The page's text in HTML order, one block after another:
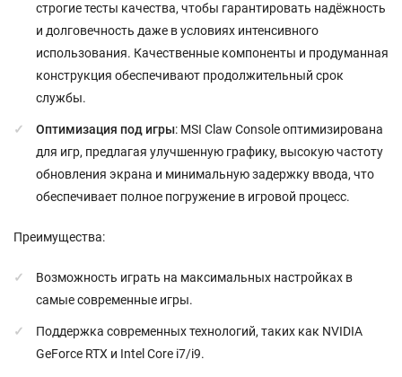
строгие тесты качества, чтобы гарантировать надёжность
и долговечность даже в условиях интенсивного
использования. Качественные компоненты и продуманная
конструкция обеспечивают продолжительный срок
службы.
Оптимизация под игры: MSI Claw Console оптимизирована
для игр, предлагая улучшенную графику, высокую частоту
обновления экрана и минимальную задержку ввода, что
обеспечивает полное погружение в игровой процесс.
Преимущества:
Возможность играть на максимальных настройках в
самые современные игры.
Поддержка современных технологий, таких как NVIDIA
GeForce RTX и Intel Core i7/i9.